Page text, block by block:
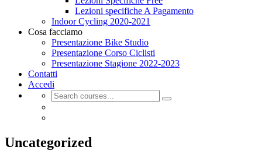
Lezioni specifiche A Pagamento
Indoor Cycling 2020-2021
Cosa facciamo
Presentazione Bike Studio
Presentazione Corso Ciclisti
Presentazione Stagione 2022-2023
Contatti
Accedi
Uncategorized